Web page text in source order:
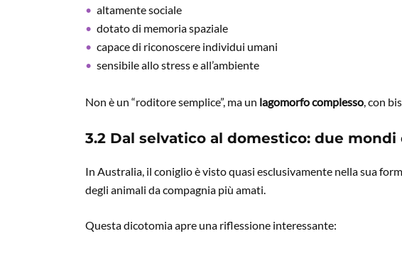
altamente sociale
dotato di memoria spaziale
capace di riconoscere individui umani
sensibile allo stress e all’ambiente
Non è un “roditore semplice”, ma un lagomorfo complesso, con
3.2 Dal selvatico al domestico: due mondi
In Australia, il coniglio è visto quasi esclusivamente nella sua
degli animali da compagnia più amati.
Questa dicotomia apre una riflessione interessante: